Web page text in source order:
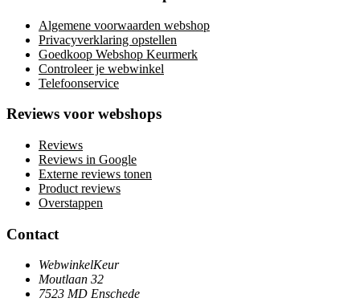
Algemene voorwaarden webshop
Privacyverklaring opstellen
Goedkoop Webshop Keurmerk
Controleer je webwinkel
Telefoonservice
Reviews voor webshops
Reviews
Reviews in Google
Externe reviews tonen
Product reviews
Overstappen
Contact
WebwinkelKeur
Moutlaan 32
7523 MD Enschede